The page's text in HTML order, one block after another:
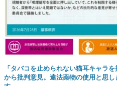
「タバコを止められない猫耳キャラ
から批判意見。違法薬物の使用と思